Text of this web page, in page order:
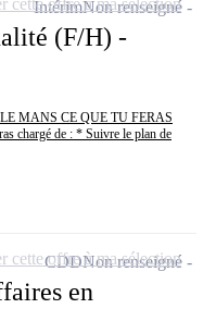
(F/H) -
LE MANS CE QUE TU FERAS
chargé de : * Suivre le plan de
IntérimNon renseigné
cette offre à ma sélection
en
CDDNon renseigné
cette offre à ma sélection